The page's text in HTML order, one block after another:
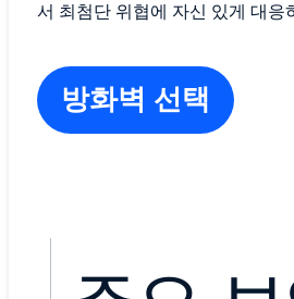
서 최첨단 위협에 자신 있게 대응
방화벽 선택